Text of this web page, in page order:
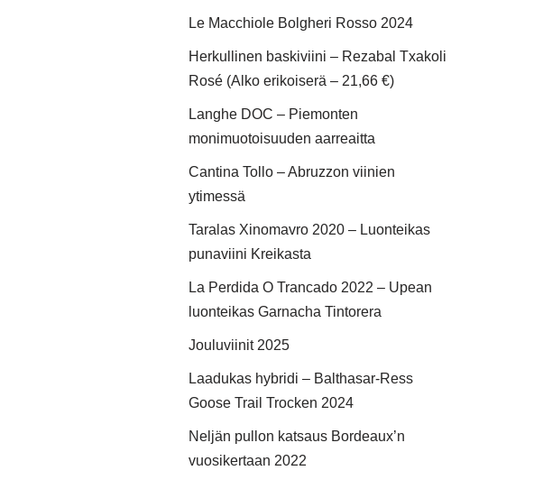
Le Macchiole Bolgheri Rosso 2024
Herkullinen baskiviini – Rezabal Txakoli
Rosé (Alko erikoiserä – 21,66 €)
Langhe DOC – Piemonten
monimuotoisuuden aarreaitta
Cantina Tollo – Abruzzon viinien
ytimessä
Taralas Xinomavro 2020 – Luonteikas
punaviini Kreikasta
La Perdida O Trancado 2022 – Upean
luonteikas Garnacha Tintorera
Jouluviinit 2025
Laadukas hybridi – Balthasar-Ress
Goose Trail Trocken 2024
Neljän pullon katsaus Bordeaux’n
vuosikertaan 2022